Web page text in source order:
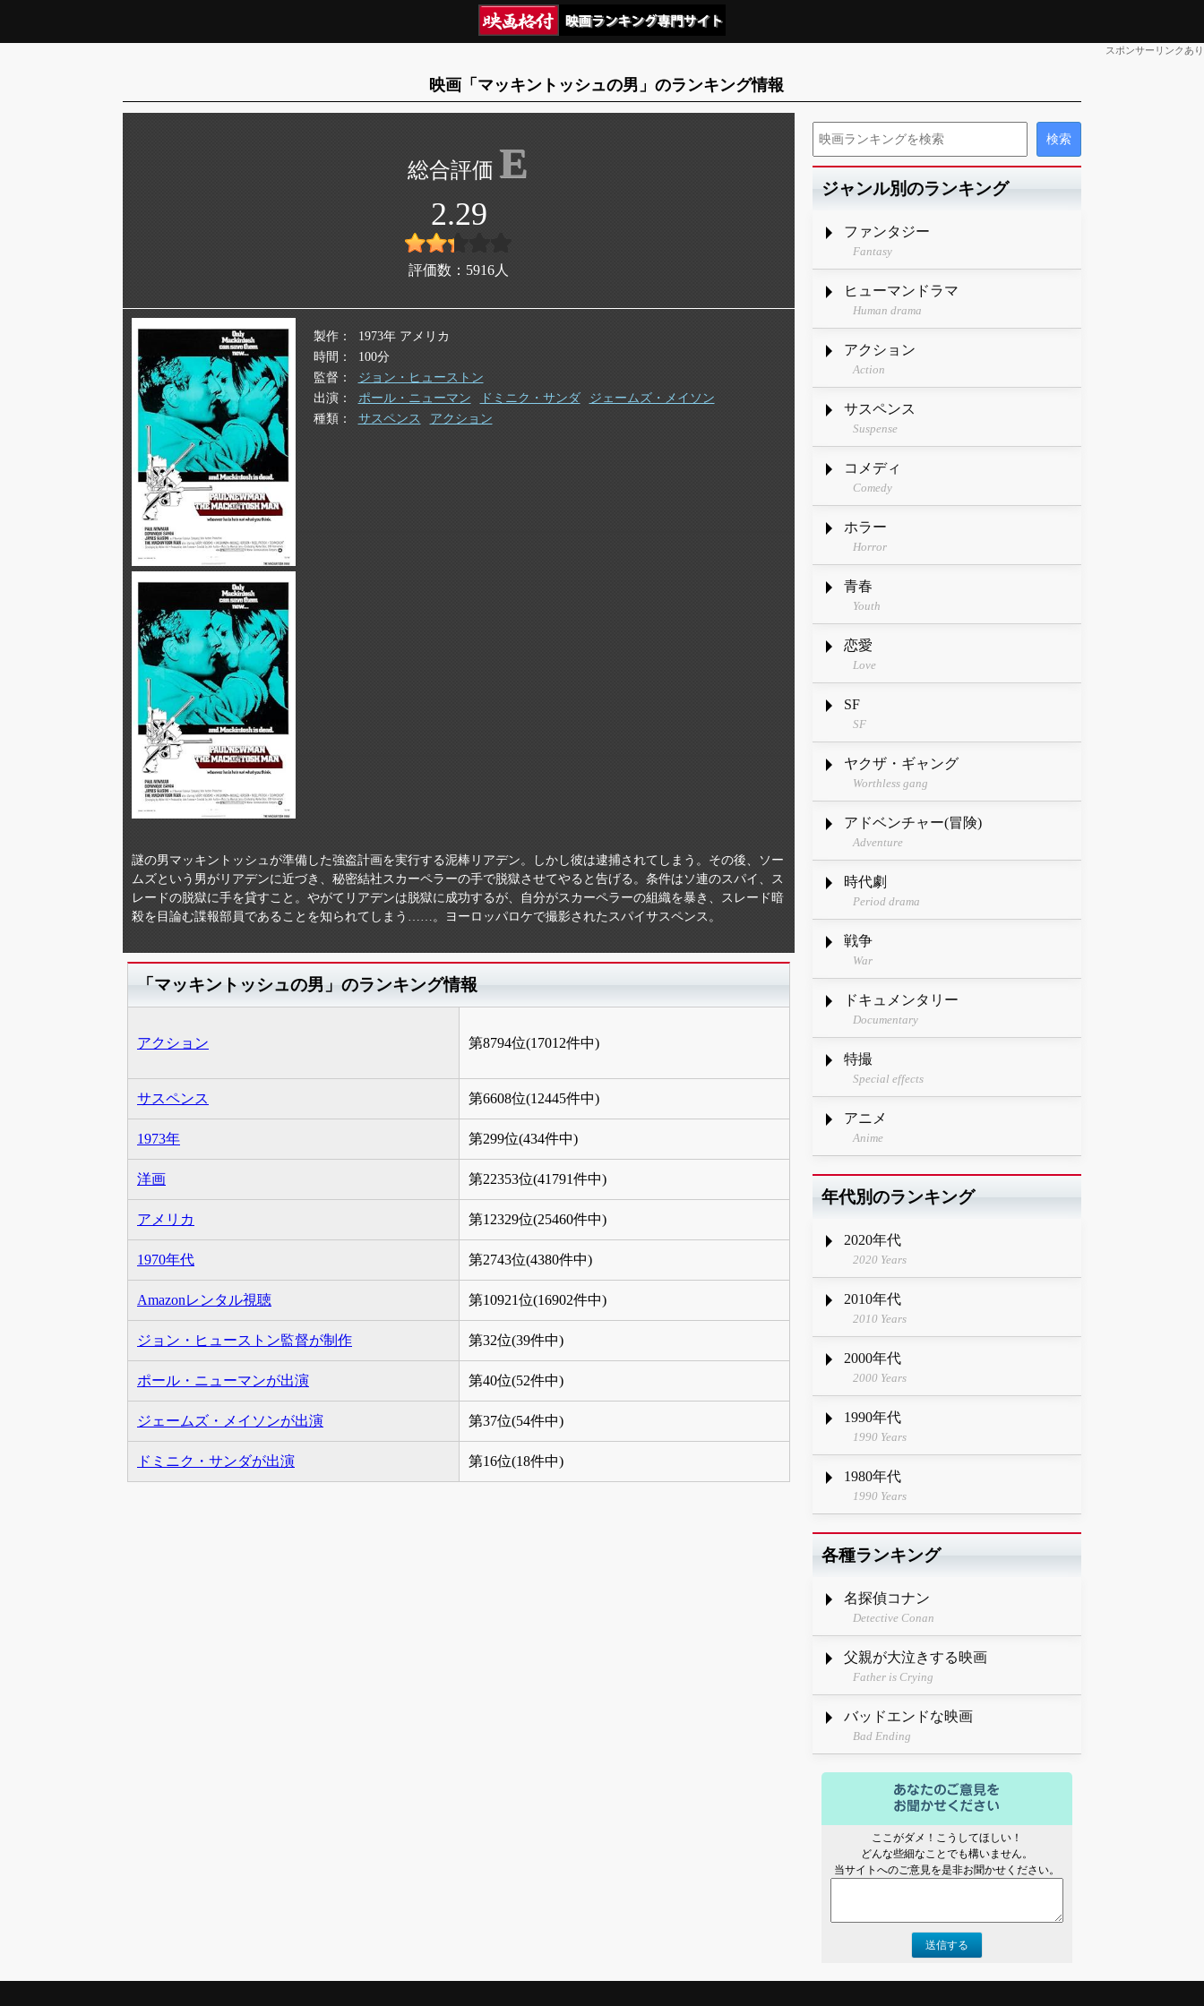
スポンサーリンクあり
映画「マッキントッシュの男」のランキング情報
E
2.29
評価数： 5916 人
製作
1973年 アメリカ
時間
100分
監督
ジョン・ヒューストン
出演
ポール・ニューマン ドミニク・サンダ
ジェームズ・メイソン
種類
サスペンス アクション
謎の男マッキントッシュが準備した強盗計画を実行する泥棒リアデン。しかし彼は逮捕されてしまう。その後、ソー
ムズという男がリアデンに近づき、秘密結社スカーペラーの手で脱獄させてやると告げる。条件はソ連のスパイ、ス
レードの脱獄に手を貸すこと。やがてリアデンは脱獄に成功するが、自分がスカーペラーの組織を暴き、スレード暗
殺を目論む諜報部員であることを知られてしまう……。ヨーロッパロケで撮影されたスパイサスペンス。
「マッキントッシュの男」のランキング情報
アクション 第8794位(17012件中)
サスペンス 第6608位(12445件中)
1973年 第299位(434件中)
洋画 第22353位(41791件中)
アメリカ 第12329位(25460件中)
1970年代 第2743位(4380件中)
Amazonレンタル視聴 第10921位(16902件中)
ジョン・ヒューストン監督が制作 第32位(39件中)
ポール・ニューマンが出演 第40位(52件中)
ジェームズ・メイソンが出演 第37位(54件中)
ドミニク・サンダが出演 第16位(18件中)
ジャンル別のランキング
ファンタジー
Fantasy
ヒューマンドラマ
Human drama
アクション
Action
サスペンス
Suspense
コメディ
Comedy
ホラー
Horror
青春
Youth
恋愛
Love
SF
SF
ヤクザ・ギャング
Worthless gang
アドベンチャー(冒険)
Adventure
時代劇
Period drama
戦争
War
ドキュメンタリー
Documentary
特撮
Special effects
アニメ
Anime
年代別のランキング
2020年代
2020 Years
2010年代
2010 Years
2000年代
2000 Years
1990年代
1990 Years
1980年代
1990 Years
各種ランキング
名探偵コナン
Detective Conan
父親が大泣きする映画
Father is Crying
バッドエンドな映画
Bad Ending
ここがダメ！こうしてほしい！
どんな些細なことでも構いません。
当サイトへのご意見を是非お聞かせください。
送信する